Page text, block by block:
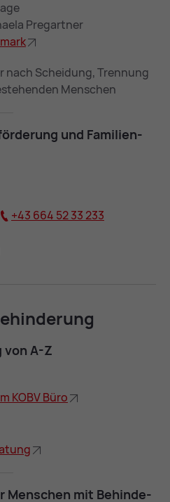
Pregartner
Scheidung, Trennung
Menschen
und Fa­mi­li­en­
+43 664 52 33 233
A-Z
KOBV Büro
Men­schen mit Be­hin­de­